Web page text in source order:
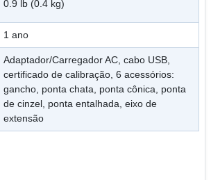
0.9 lb (0.4 kg)
1 ano
Adaptador/Carregador AC, cabo USB,
certificado de calibração, 6 acessórios:
gancho, ponta chata, ponta cônica, ponta
de cinzel, ponta entalhada, eixo de
extensão